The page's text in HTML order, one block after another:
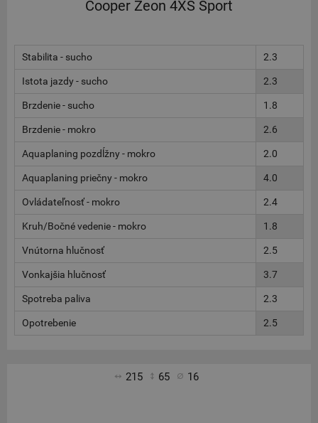
Cooper Zeon 4XS Sport
Stabilita - sucho 2.3
Istota jazdy - sucho 2.3
Brzdenie - sucho 1.8
Brzdenie - mokro 2.6
Aquaplaning pozdĺžny - mokro 2.0
Aquaplaning priečny - mokro 4.0
Ovládateľnosť - mokro 2.4
Kruh/Bočné vedenie - mokro 1.8
Vnútorna hlučnosť 2.5
Vonkajšia hlučnosť 3.7
Spotreba paliva 2.3
Opotrebenie 2.5
215 65 16